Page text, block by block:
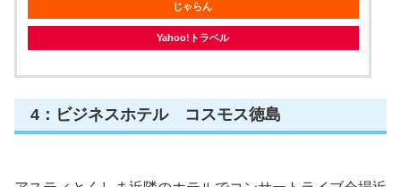
じゃらん
Yahoo!トラベル
4：ビジネスホテル コスモス徳島